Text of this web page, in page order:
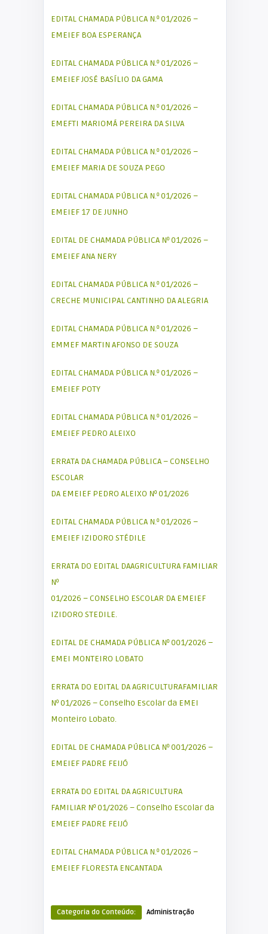
EDITAL CHAMADA PÚBLICA N.º 01/2026 –
EMEIEF BOA ESPERANÇA
EDITAL CHAMADA PÚBLICA N.º 01/2026 –
EMEIEF JOSÉ BASÍLIO DA GAMA
EDITAL CHAMADA PÚBLICA N.º 01/2026 –
EMEFTI MARIOMÁ PEREIRA DA SILVA
EDITAL CHAMADA PÚBLICA N.º 01/2026 –
EMEIEF MARIA DE SOUZA PEGO
EDITAL CHAMADA PÚBLICA N.º 01/2026 –
EMEIEF 17 DE JUNHO
EDITAL DE CHAMADA PÚBLICA Nº 01/2026 –
EMEIEF ANA NERY
EDITAL CHAMADA PÚBLICA N.º 01/2026 –
CRECHE MUNICIPAL CANTINHO DA ALEGRIA
EDITAL CHAMADA PÚBLICA N.º 01/2026 –
EMMEF MARTIN AFONSO DE SOUZA
EDITAL CHAMADA PÚBLICA N.º 01/2026 –
EMEIEF POTY
EDITAL CHAMADA PÚBLICA N.º 01/2026 –
EMEIEF PEDRO ALEIXO
ERRATA DA CHAMADA PÚBLICA – CONSELHO
ESCOLAR
DA EMEIEF PEDRO ALEIXO Nº 01/2026
EDITAL CHAMADA PÚBLICA N.º 01/2026 –
EMEIEF IZIDORO STÉDILE
ERRATA DO EDITAL DAAGRICULTURA FAMILIAR
Nº
01/2026 – CONSELHO ESCOLAR DA EMEIEF
IZIDORO STEDILE.
EDITAL DE CHAMADA PÚBLICA Nº 001/2026 –
EMEI MONTEIRO LOBATO
ERRATA DO EDITAL DA AGRICULTURAFAMILIAR
Nº 01/2026 – Conselho Escolar da EMEI
Monteiro Lobato.
EDITAL DE CHAMADA PÚBLICA Nº 001/2026 –
EMEIEF PADRE FEIJÓ
ERRATA DO EDITAL DA AGRICULTURA
FAMILIAR Nº 01/2026 – Conselho Escolar da
EMEIEF PADRE FEIJÓ
EDITAL CHAMADA PÚBLICA N.º 01/2026 –
EMEIEF FLORESTA ENCANTADA
Categoria do Conteúdo: Administração